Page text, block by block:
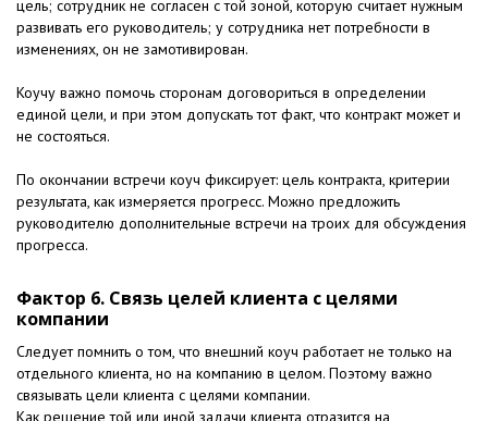
цель; сотрудник не согласен с той зоной, которую считает нужным
развивать его руководитель; у сотрудника нет потребности в
изменениях, он не замотивирован.
Коучу важно помочь сторонам договориться в определении
единой цели, и при этом допускать тот факт, что контракт может и
не состояться.
По окончании встречи коуч фиксирует: цель контракта, критерии
результата, как измеряется прогресс. Можно предложить
руководителю дополнительные встречи на троих для обсуждения
прогресса.
Фактор 6. Связь целей клиента с целями
компании
Следует помнить о том, что внешний коуч работает не только на
отдельного клиента, но на компанию в целом. Поэтому важно
связывать цели клиента с целями компании.
Как решение той или иной задачи клиента отразится на